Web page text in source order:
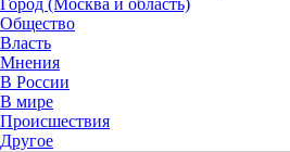
Город (Москва и область)
Общество
Власть
Мнения
В России
В мире
Происшествия
Другое